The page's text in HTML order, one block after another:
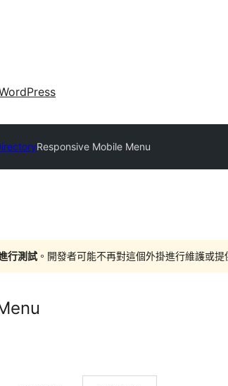
Responsive Mobile Menu
行測試 。開發者可能不再對這個外掛進行維護或